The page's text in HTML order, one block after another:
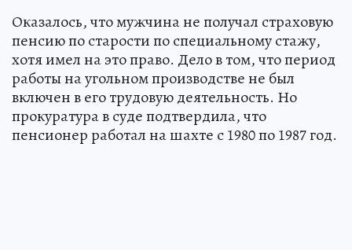
Оказалось, что мужчина не получал страховую
пенсию по старости по специальному стажу,
хотя имел на это право. Дело в том, что период
работы на угольном производстве не был
включен в его трудовую деятельность. Но
прокуратура в суде подтвердила, что
пенсионер работал на шахте с 1980 по 1987 год.